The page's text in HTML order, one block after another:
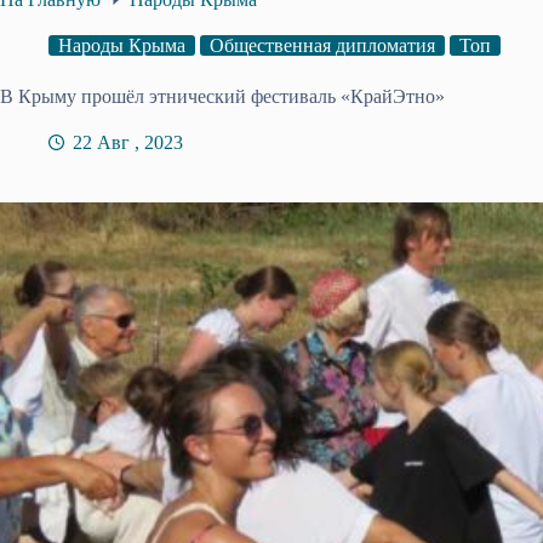
Народы Крыма Общественная дипломатия Топ
В Крыму прошёл этнический фестиваль «КрайЭтно»
22 Авг , 2023